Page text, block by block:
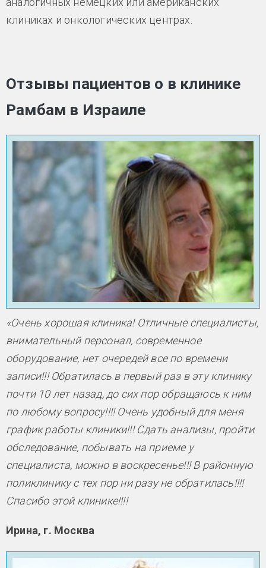
клиниках и онкологических центрах.
Отзывы пациентов о в клинике
Рамбам в Израиле
«Очень хорошая клиника! Отличные специалисты,
внимательный персонал, современное
оборудование, нет очередей все по времени
записи!!! Обратилась в первый раз в эту клинику
почти 10 лет назад, до сих пор обращаюсь к ним
по любому вопросу!!!! Очень удобный для меня
график работы клиники!!! Сдать анализы, пройти
обследование, побывать на приеме у
специалиста, можно в воскресенье!!! В районную
поликлинику с тех пор ни разу не обратилась!!!!
Спасибо этой клинике!!!!
Ирина, г. Москва